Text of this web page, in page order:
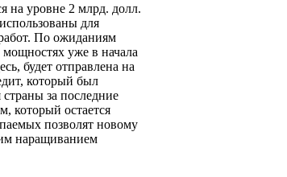
на уровне 2 млрд. долл.
для
По ожиданиям
уже в начала
будет отправлена на
который был
за последние
который остается
позволят новому
наращиванием